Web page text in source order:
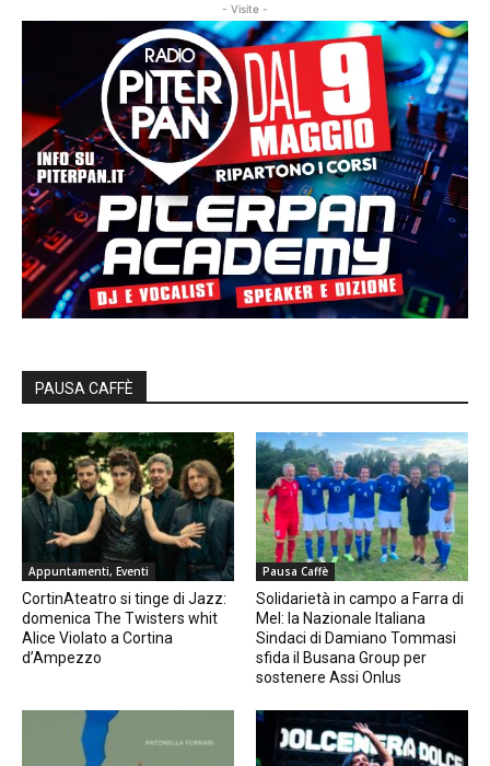
- Visite -
PAUSA CAFFÈ
Appuntamenti, Eventi
CortinAteatro si tinge di Jazz:
domenica The Twisters whit
Alice Violato a Cortina
d’Ampezzo
Pausa Caffè
Solidarietà in campo a Farra di
Mel: la Nazionale Italiana
Sindaci di Damiano Tommasi
sfida il Busana Group per
sostenere Assi Onlus